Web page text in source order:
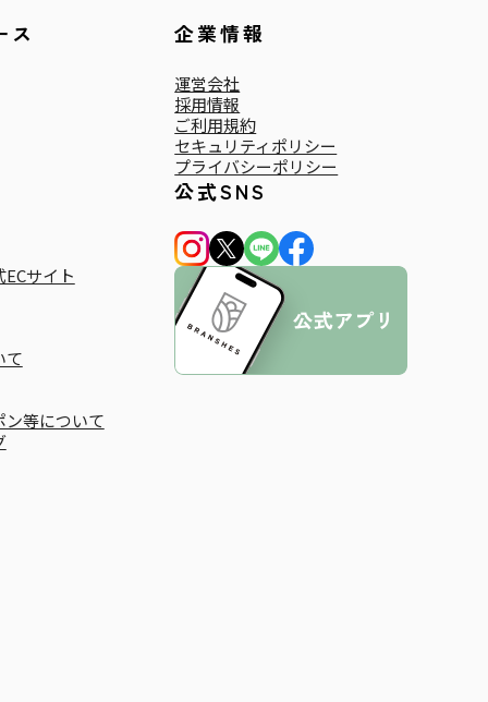
ス
サイト
て
ン等について
企業情報
運営会社
採用情報
ご利用規約
セキュリティポリシー
プライバシーポリシー
公式SNS